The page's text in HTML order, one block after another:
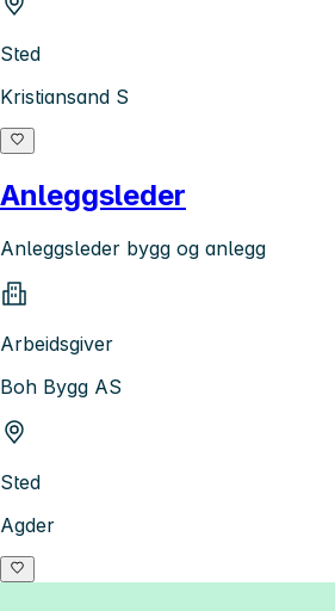
Sted
Kristiansand S
Anleggsleder
Anleggsleder bygg og anlegg
Arbeidsgiver
Boh Bygg AS
Sted
Agder